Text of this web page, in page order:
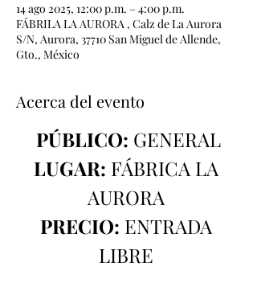
14 ago 2025, 12:00 p.m. – 4:00 p.m.
FÁBRILA LA AURORA , Calz de La Aurora
S/N, Aurora, 37710 San Miguel de Allende,
Gto., México
Acerca del evento
PÚBLICO: GENERAL
LUGAR: FÁBRICA LA
AURORA
PRECIO: ENTRADA
LIBRE